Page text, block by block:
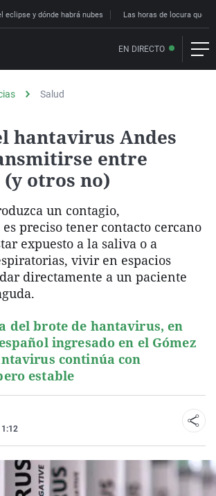
eclipse y dónde habrá nubes Las horas de locura que
EN DIRECTO
Salud
hantavirus Andes
entre
otros no)
un contagio,
preciso tener contacto cercano
expuesto a la saliva o a
vivir en espacios
directamente a un paciente
del brote de hantavirus, en
ingresado en el Gómez
continúa con
estable